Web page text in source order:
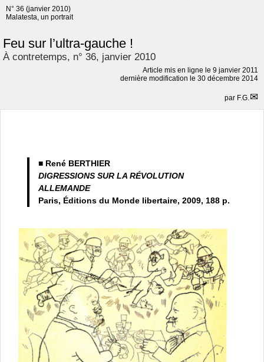
N° 36 (janvier 2010)
Malatesta, un portrait
Feu sur l’ultra-gauche !
À contretemps, n° 36, janvier 2010
Article mis en ligne le 9 janvier 2011
dernière modification le 30 décembre 2014
par F.G.
■ René BERTHIER
DIGRESSIONS SUR LA RÉVOLUTION
ALLEMANDE
Paris, Éditions du Monde libertaire, 2009, 188 p.